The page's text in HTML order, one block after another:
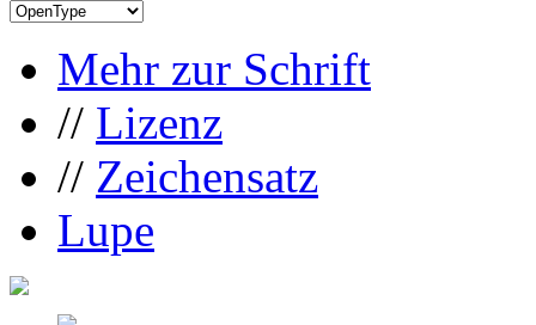
Mehr zur Schrift
// Lizenz
// Zeichensatz
Lupe